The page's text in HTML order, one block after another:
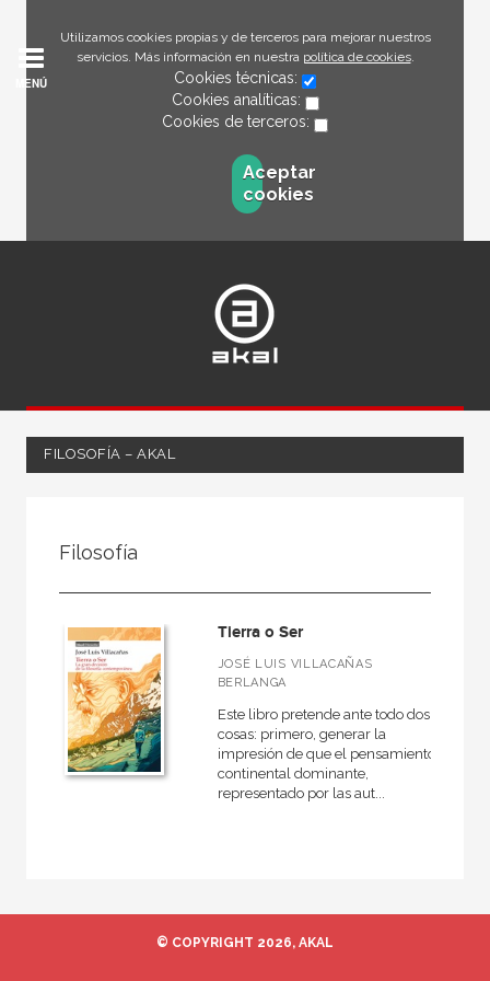
Utilizamos cookies propias y de terceros para mejorar nuestros
servicios. Más información en nuestra política de cookies.
Cookies técnicas:
Cookies analíticas:
Cookies de terceros:
Aceptar
cookies
MENÚ
FILOSOFÍA – AKAL
No - Ficción
Filosofía
MATERIAS
Historia
Arte
Filosofía
Tierra o Ser
JOSÉ LUIS VILLACAÑAS
BERLANGA
Este libro pretende ante todo dos
cosas: primero, generar la
impresión de que el pensamiento
continental dominante,
representado por las aut...
© COPYRIGHT 2026, AKAL